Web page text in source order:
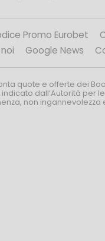
Promo Eurobet
Google News
quote e offerte dei
dall’Autorità per
non